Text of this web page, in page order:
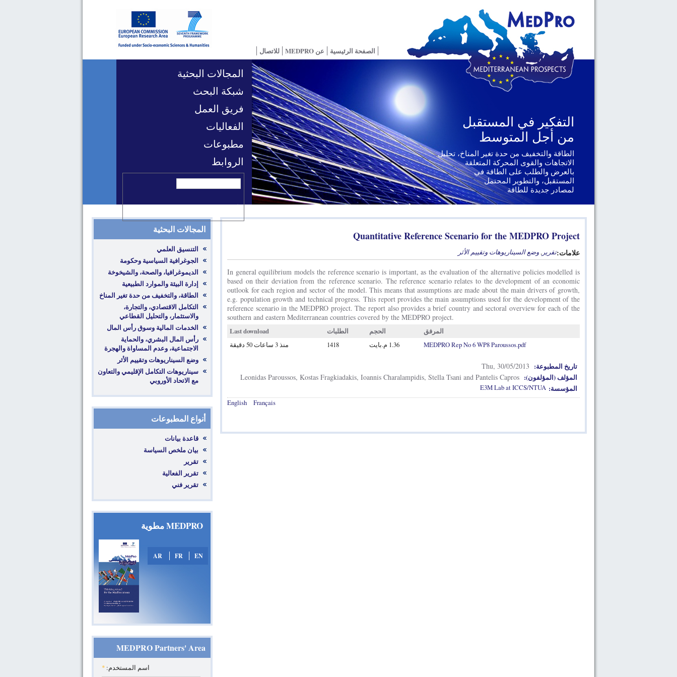
التفكير في المستقبل
من أجل المتوسط
الطاقة والتخفيف من حدة تغير المناخ، تحليل
الاتجاهات والقوى المحركة المتعلقة
بالعرض والطلب على الطاقة في
المستقبل، والتطوير المحتمل
لمصادر جديدة للطاقة
التفكير في المستقبل
من أجل المتوسط
الجغرافيا السياسية والحوكمة، يتناول التحديات السياسية
الإقليمية والدولية التي تواجهها دول
جنوب المتوسط
الصفحة الرئيسية عن MEDPRO للاتصال
المجالات البحثية
شبكة البحث
فريق العمل
الفعاليات
مطبوعات
الروابط
المجالات البحثية
‎التكامل الاقتصادي، والتجارة،
والاستثمار، والتحليل القطاعي
‎رأس المال البشري، والحماية
الاجتماعية، وعدم المساواة والهجرة
‎وضع السيناريوهات وتقييم الأثر
‎سيناريوهات التكامل الإقليمي والتعاون
مع الاتحاد الأوروبي
أنواع المطبوعات
قاعدة بيانات
بيان ملخص السياسة
تقرير
تقرير الفعالية
تقرير فني
MEDPRO مطوية
EN
FR
AR
MEDPRO Partners' Area
‏اسم المستخدم: ‏ *
Quantitative Reference Scenario for the MEDPRO Project
علامات:تقرير ,وضع السيناريوهات وتقييم الأثر
In general equilibrium models the reference scenario is important, as the evaluation of the alternative policies modelled is
based on their deviation from the reference scenario. The reference scenario relates to the development of an economic
outlook for each region and sector of the model. This means that assumptions are made about the main drivers of growth,
e.g. population growth and technical progress. This report provides the main assumptions used for the development of the
reference scenario in the MEDPRO project. The report also provides a brief country and sectoral overview for each of the
southern and eastern Mediterranean countries covered by the MEDPRO project.
المرفق الحجم الطلبات
Last download
MEDPRO Rep No 6 WP8 Paroussos.pdf
1418 منذ 3 ساعات 50 دقيقة
تاريخ المطبوعة: Thu, 30/05/2013
المؤلف (المؤلفون): Leonidas Paroussos, Kostas Fragkiadakis, Ioannis Charalampidis, Stella Tsani and Pantelis Capros
المؤسسة: E3M Lab at ICCS/NTUA
English
Français